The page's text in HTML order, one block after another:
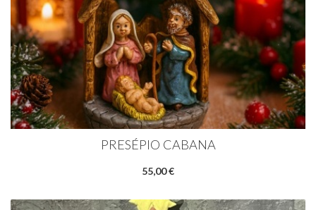
PRESÉPIO CABANA
55,00 €